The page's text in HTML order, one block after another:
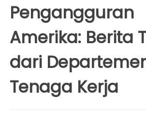
Pengangguran
Amerika: Berita
dari
Tenaga Kerja